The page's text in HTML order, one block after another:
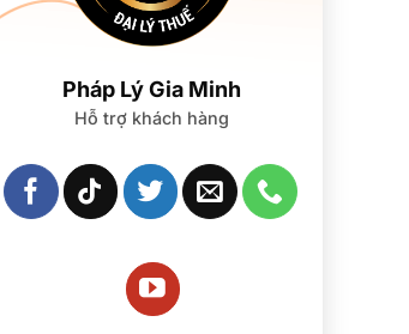
Pháp Lý Gia Minh
Hỗ trợ khách hàng